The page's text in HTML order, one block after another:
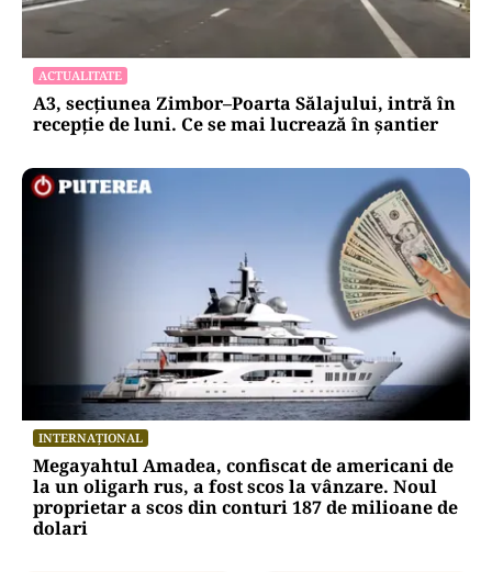
ACTUALITATE
A3, secțiunea Zimbor–Poarta Sălajului, intră în
recepție de luni. Ce se mai lucrează în șantier
INTERNAȚIONAL
Megayahtul Amadea, confiscat de americani de
la un oligarh rus, a fost scos la vânzare. Noul
proprietar a scos din conturi 187 de milioane de
dolari